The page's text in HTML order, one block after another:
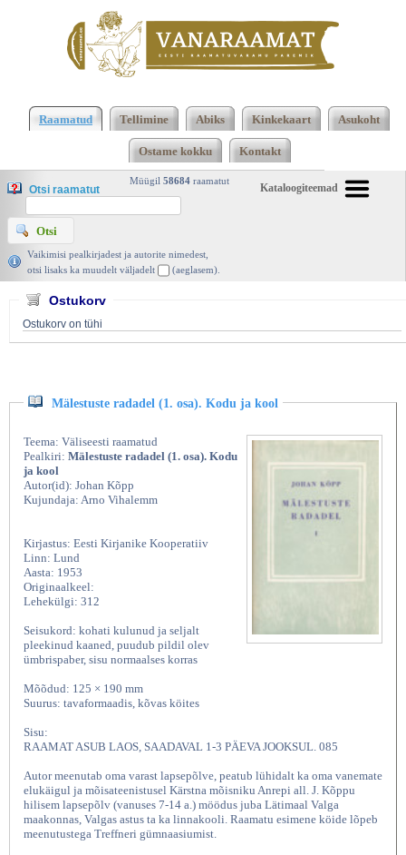
radadel (1. osa). Kodu ja kool, Johan Kõpp, Eesti
Kirjanike Kooperatiiv 1953 | vanaraamat. ee
Raamatud Tellimine Abiks Kinkekaart Asukoht
Ostame kokku Kontakt
Kataloogiteemad
Müügil 58684 raamatut
Otsi raamatut
Vaikimisi pealkirjadest ja autorite nimedest,
otsi lisaks ka muudelt väljadelt
(aeglasem).
Ostukorv
Ostukorv on tühi
Mälestuste radadel (1. osa). Kodu ja kool
Teema: Väliseesti raamatud
Pealkiri: Mälestuste radadel (1. osa). Kodu
ja kool
Autor(id): Johan Kõpp
Kujundaja: Arno Vihalemm
Kirjastus: Eesti Kirjanike Kooperatiiv
Linn: Lund
Aasta: 1953
Originaalkeel:
Lehekülgi: 312
Seisukord: kohati kulunud ja seljalt
pleekinud kaaned, puudub pildil olev
ümbrispaber, sisu normaalses korras
Mõõdud: 125 × 190 mm
Suurus: tavaformaadis, kõvas köites
Sisu:
RAAMAT ASUB LAOS, SAADAVAL 1-3 PÄEVA JOOKSUL. 085
Autor meenutab oma varast lapsepõlve, peatub lühidalt ka oma vanemate
elukäigul ja mõisateenistusel Kärstna mõisniku Anrepi all. J. Kõppu
hilisem lapsepõlv (vanuses 7-14 a.) möödus juba Lätimaal Valga
maakonnas, Valgas astus ta ka linnakooli. Raamatu esimene köide lõpeb
meenutustega Treffneri gümnaasiumist.